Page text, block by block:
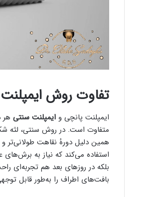
تفاوت روش
ایمپلنت پانچی و ایمپلنت سنتی هر
متفاوت است. در روش سنتی، لثه
همین دلیل دورهٔ نقاهت طولانی‌تر
استفاده می‌کند که نیاز به
بلکه در روزهای بعد هم تجربه‌ای
بافت‌های اطراف را به‌طور قابل